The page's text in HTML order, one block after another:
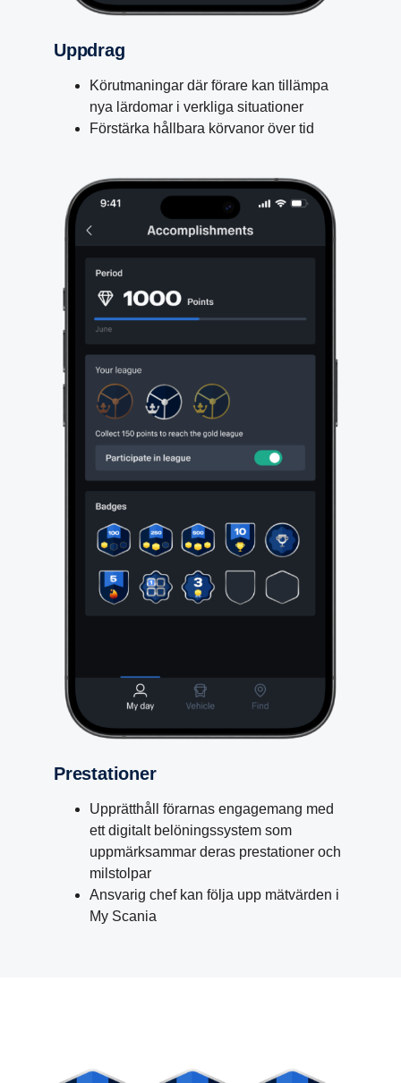
Uppdrag
Körutmaningar där förare kan tillämpa
nya lärdomar i verkliga situationer
Förstärka hållbara körvanor över tid
Presta­tioner
Upprätthåll förarnas engagemang med
ett digitalt belöningssystem som
uppmärksammar deras prestationer och
milstolpar
Ansvarig chef kan följa upp mätvärden i
My Scania